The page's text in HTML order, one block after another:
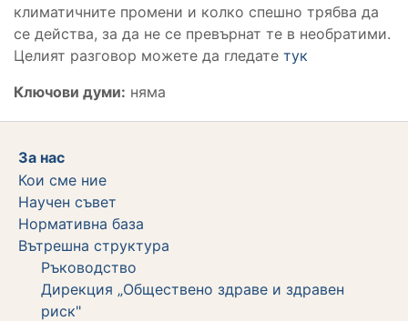
климатичните промени и колко спешно трябва да
се действа, за да не се превърнат те в необратими.
Целият разговор можете да гледате тук
Ключови думи: няма
За нас
Кои сме ние
Научен съвет
Нормативна база
Вътрешна структура
Ръководство
Дирекция „Обществено здраве и здравен
риск"